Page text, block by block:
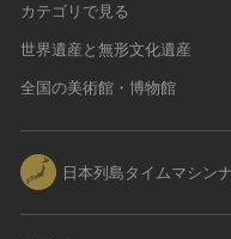
カテゴリで見る
世界遺産と無形文化遺産
全国の美術館・博物館
日本列島タイムマシン